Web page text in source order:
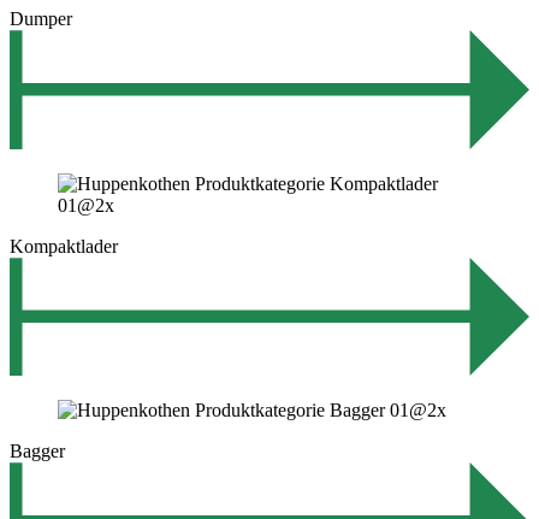
Dumper
Kompaktlader
Bagger